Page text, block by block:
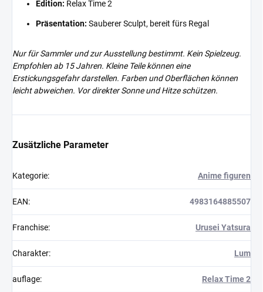
Edition: Relax Time 2
Präsentation: Sauberer Sculpt, bereit fürs Regal
Nur für Sammler und zur Ausstellung bestimmt. Kein Spielzeug.
Empfohlen ab 15 Jahren. Kleine Teile können eine
Erstickungsgefahr darstellen. Farben und Oberflächen können
leicht abweichen. Vor direkter Sonne und Hitze schützen.
Zusätzliche Parameter
Kategorie: Anime figuren
EAN: 4983164885507
Franchise: Urusei Yatsura
Charakter: Lum
auflage: Relax Time 2